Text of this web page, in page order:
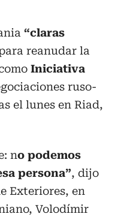
“claras
reanudar la
Iniciativa
ruso-
el lunes en Riad,
no podemos
persona”, dijo
Exteriores, en
Volodímir